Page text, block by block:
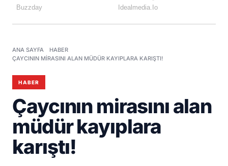
ANA SAYFA
HABER
ÇAYCININ MIRASINI ALAN MÜDÜR KAYIPLARA KARIŞTI!
HABER
Çaycının mirasını alan
müdür kayıplara
karıştı!